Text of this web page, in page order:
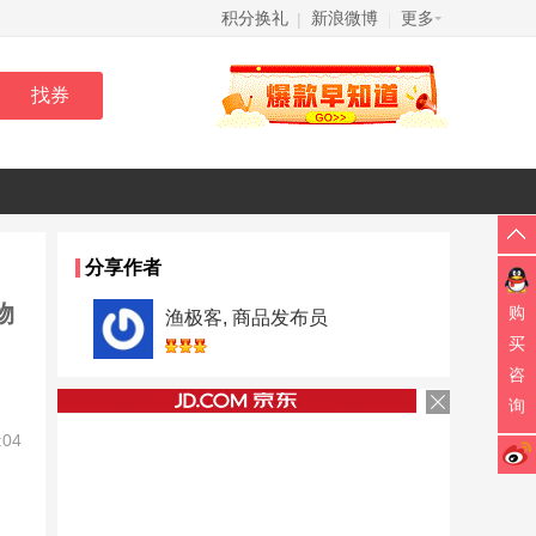
积分换礼 | 新浪微博 更多
分享作者
渔极客, 商品发布员
购
买
咨
询